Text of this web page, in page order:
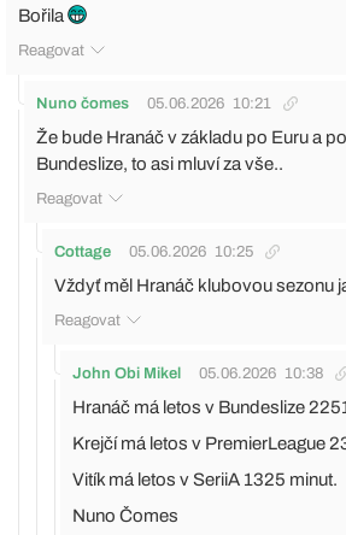
Bořila
Reagovat
Nuno čomes 05.06.2026 10:21
Že bude Hranáč v základu po Euru a
Bundeslize, to asi mluví za vše..
Reagovat
Cottage 05.06.2026 10:25
Vždyť měl Hranáč klubovou sezonu
Reagovat
John Obi Mikel 05.06.2026 10:38
Hranáč má letos v Bundeslize
Krejčí má letos v PremierLeague
Vitík má letos v SeriiA 1325 minut.
Nuno Čomes